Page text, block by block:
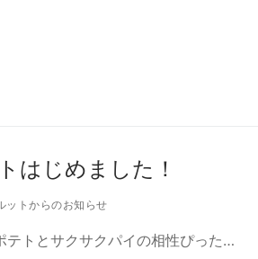
はじめました！
ットからのお知らせ
テトとサクサクパイの相性ぴった…